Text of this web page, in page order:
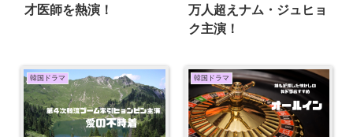
才医師を熱演！
万人超えナム・ジュヒョ
ク主演！
韓国ドラマ 韓国ドラマ